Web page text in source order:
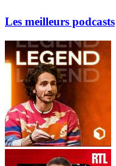
Les meilleurs podcasts